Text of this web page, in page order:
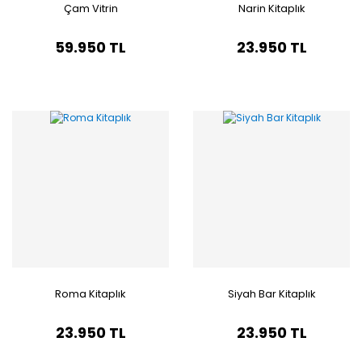
Çam Vitrin
59.950 TL
Narin Kitaplık
23.950 TL
Roma Kitaplık
23.950 TL
Siyah Bar Kitaplık
23.950 TL